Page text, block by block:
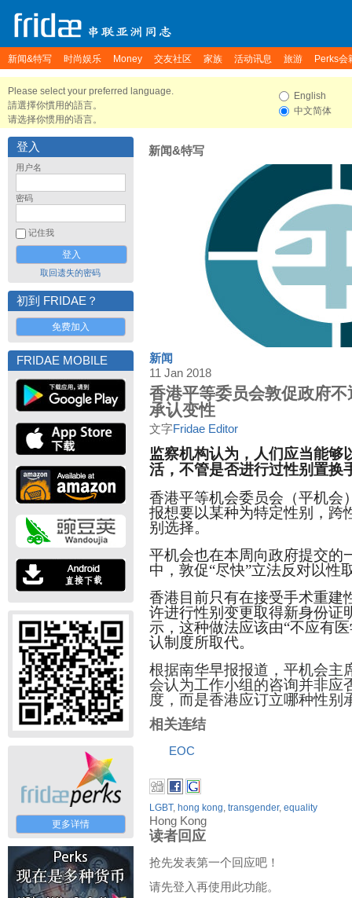
新闻&特写 时尚娱乐 Money 交友社区 家族 活动讯息 旅游 Perks会
Please select your preferred language.
請選擇你慣用的語言。
请选择你惯用的语言。
English
中文简体
登入
用户名
密码
记住我
取回遗失的密码
初到 FRIDAE？
免费加入
FRIDAE MOBILE
更多详情
新闻&特写
新闻
11 Jan 2018
香港平等委员会敦促政府
承认变性
文字Fridae Editor
监察机构认为，人们应当能够
活，不管是否进行过性别置换
香港平等机会委员会（平机会
报想要以某种为特定性别，跨
别选择。
平机会也在本周向政府提交的
中，敦促“尽快”立法反对以性
香港目前只有在接受手术重建
许进行性别变更取得新身份证
示，这种做法应该由“不应有
认制度所取代。
根据南华早报报道，平机会主
会认为工作小组的咨询并非应
度，而是香港应订立哪种性别
相关连结
EOC
LGBT, hong kong, transgender, equality
Hong Kong
读者回应
抢先发表第一个回应吧！
请先登入再使用此功能。